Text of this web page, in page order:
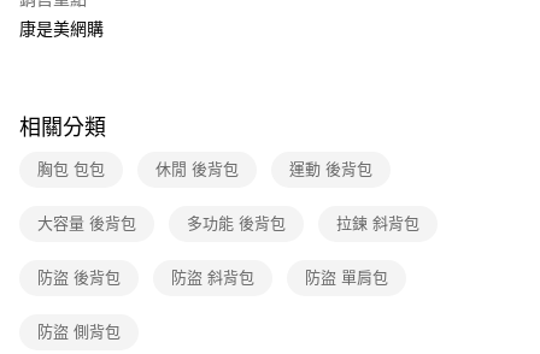
悠遊付
運送方式
宅配-下單後3-5個工作天配送(不含預購品)，箱購品分箱出貨
康是美網購
相關分類
胸包 包包 休閒 後背包 運動 後背包
大容量 後背包 多功能 後背包 拉鍊 斜背包
防盜 後背包 防盜 斜背包 防盜 單肩包
防盜 側背包